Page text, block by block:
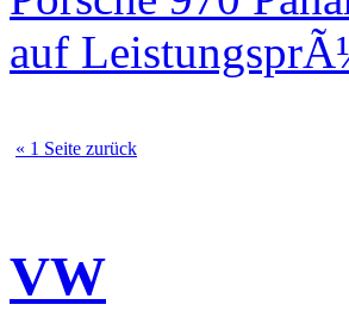
auf
« 1 Seite zurück
VW